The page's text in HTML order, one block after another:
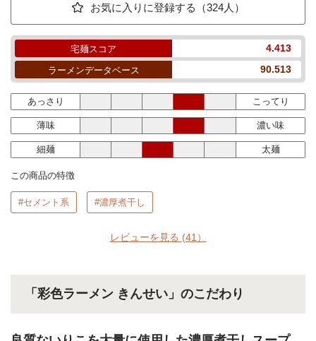
お気に入りに登録する（324人）
宅麺スコア 4.413
ラーメンデータベース 90.513
あっさり こってり
薄味 濃い味
細麺 太麺
この商品の特徴
#セメント系 #濃厚煮干し
レビューを見る (41）
「彩色ラーメン きんせい」のこだわり